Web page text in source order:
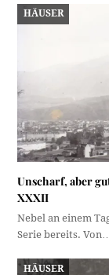
HÄUSER
Unscharf, aber
XXXII
Nebel an einem
Serie bereits.
HÄUSER